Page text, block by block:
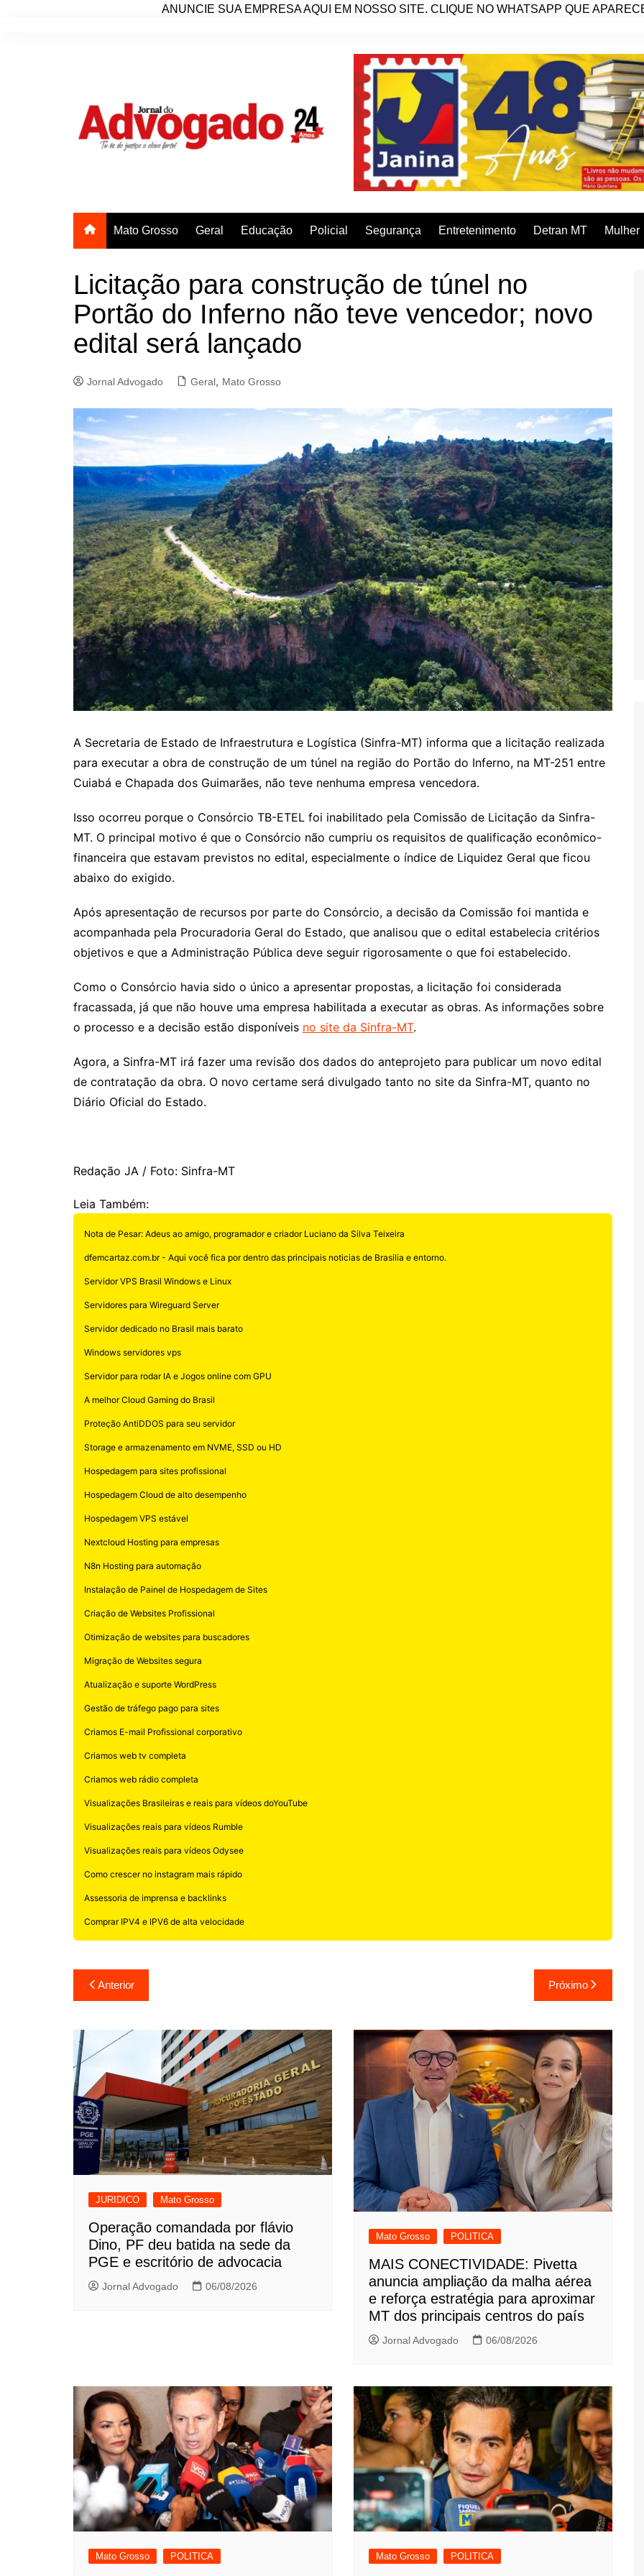
ANUNCIE SUA EMPRESA AQUI EM NOSSO SITE. CLIQUE NO WHATSAPP QUE
Mato Grosso Geral Educação Policial Segurança Entretenimento Detran MT Mulher
Licitação para construção de túnel no
Portão do Inferno não teve vencedor; novo
edital será lançado
Jornal Advogado Geral Mato Grosso
A Secretaria de Estado de Infraestrutura e Logística (Sinfra-MT) informa que a licitação realizada
para executar a obra de construção de um túnel na região do Portão do Inferno, na MT-251 entre
Cuiabá e Chapada dos Guimarães, não teve nenhuma empresa vencedora.
Isso ocorreu porque o Consórcio TB-ETEL foi inabilitado pela Comissão de Licitação da Sinfra-
MT. O principal motivo é que o Consórcio não cumpriu os requisitos de qualificação econômico-
financeira que estavam previstos no edital, especialmente o índice de Liquidez Geral que ficou
abaixo do exigido.
Após apresentação de recursos por parte do Consórcio, a decisão da Comissão foi mantida e
acompanhada pela Procuradoria Geral do Estado, que analisou que o edital estabelecia critérios
objetivos e que a Administração Pública deve seguir rigorosamente o que foi estabelecido.
Como o Consórcio havia sido o único a apresentar propostas, a licitação foi considerada
fracassada, já que não houve uma empresa habilitada a executar as obras. As informações sobre
o processo e a decisão estão disponíveis no site da Sinfra-MT.
Agora, a Sinfra-MT irá fazer uma revisão dos dados do anteprojeto para publicar um novo edital
de contratação da obra. O novo certame será divulgado tanto no site da Sinfra-MT, quanto no
Diário Oficial do Estado.
Redação JA / Foto: Sinfra-MT
Leia Também:
Nota de Pesar: Adeus ao amigo, programador e criador Luciano da Silva Teixeira
dfemcartaz.com.br - Aqui você fica por dentro das principais noticias de Brasilia e entorno.
Servidor VPS Brasil Windows e Linux
Servidores para Wireguard Server
Servidor dedicado no Brasil mais barato
Windows servidores vps
Servidor para rodar IA e Jogos online com GPU
A melhor Cloud Gaming do Brasil
Proteção AntiDDOS para seu servidor
Storage e armazenamento em NVME, SSD ou HD
Hospedagem para sites profissional
Hospedagem Cloud de alto desempenho
Hospedagem VPS estável
Nextcloud Hosting para empresas
N8n Hosting para automação
Instalação de Painel de Hospedagem de Sites
Criação de Websites Profissional
Otimização de websites para buscadores
Migração de Websites segura
Atualização e suporte WordPress
Gestão de tráfego pago para sites
Criamos E-mail Profissional corporativo
Criamos web tv completa
Criamos web rádio completa
Visualizações Brasileiras e reais para vídeos doYouTube
Visualizações reais para vídeos Rumble
Visualizações reais para vídeos Odysee
Como crescer no instagram mais rápido
Assessoria de imprensa e backlinks
Comprar IPV4 e IPV6 de alta velocidade
Navegação
de
Post
Anterior Próximo
JURIDICO Mato Grosso
Operação comandada por flávio
Dino, PF deu batida na sede da
PGE e escritório de advocacia
Jornal Advogado 06/08/2026
Mato Grosso POLITICA
MAIS CONECTIVIDADE: Pivetta
anuncia ampliação da malha aérea
e reforça estratégia para aproximar
MT dos principais centros do país
Jornal Advogado 06/08/2026
Mato Grosso POLITICA Mato Grosso POLITICA